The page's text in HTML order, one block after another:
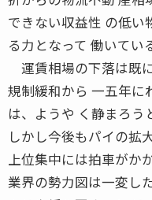
できない収益性 の低い
る力となって 働いてい
運賃相場の下落は既
規制緩和から 一五年に
は、ようや く静まろう
しかし今後もパイの拡
上位集中には拍車がか
業界の勢力図は一変した